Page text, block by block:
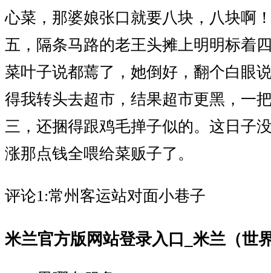
心菜，那婆娘张口就要八块，八块啊
五，隔条马路的老王头摊上明明标着
菜叶子说都蔫了，她倒好，翻个白眼
得我转头去超市，结果超市更黑，一
三，还捆得跟鸡毛掸子似的。这日子
涨那点钱全喂给菜贩子了。
评论1:常州客运站对面小巷子
米兰官方版网站登录入口_米兰（世